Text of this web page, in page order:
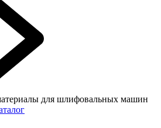
для шлифовальных машин